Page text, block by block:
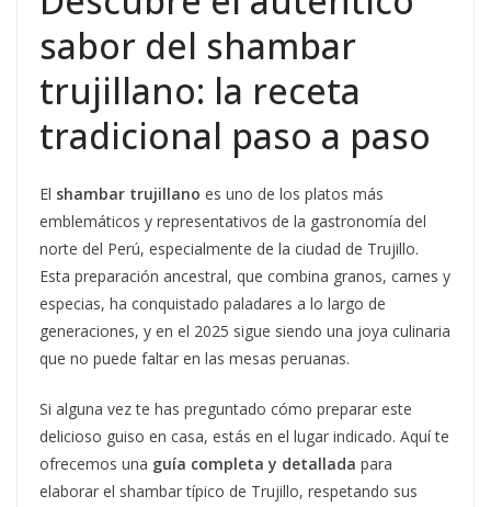
sabor del shambar
trujillano: la receta
tradicional paso a paso
El shambar trujillano es uno de los platos más
emblemáticos y representativos de la gastronomía del
norte del Perú, especialmente de la ciudad de Trujillo.
Esta preparación ancestral, que combina granos, carnes y
especias, ha conquistado paladares a lo largo de
generaciones, y en el 2025 sigue siendo una joya culinaria
que no puede faltar en las mesas peruanas.
Si alguna vez te has preguntado cómo preparar este
delicioso guiso en casa, estás en el lugar indicado. Aquí te
ofrecemos una guía completa y detallada para
elaborar el shambar típico de Trujillo, respetando sus